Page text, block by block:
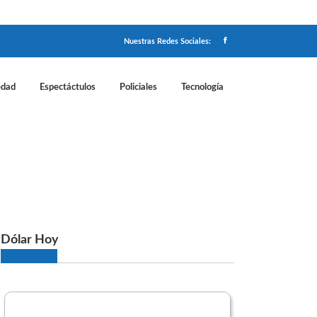
Nuestras Redes Sociales:
Espectáctulos Policiales Tecnología
Dólar Hoy